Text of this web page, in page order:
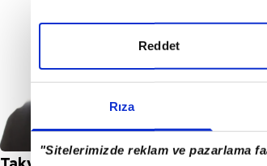
Rıza
"Sitelerimizde reklam ve pazarlama
Reddet